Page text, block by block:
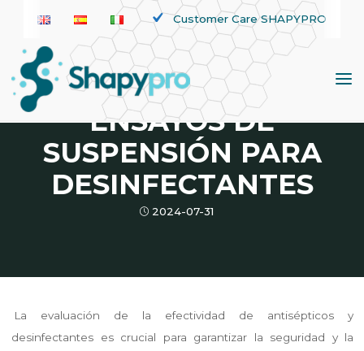
contenido
Customer Care SHAPYPRO
Noticias
COMPARACIÓN DE
ENSAYOS DE
SUSPENSIÓN PARA
DESINFECTANTES
2024-07-31
La evaluación de la efectividad de antisépticos y
desinfectantes es crucial para garantizar la seguridad y la